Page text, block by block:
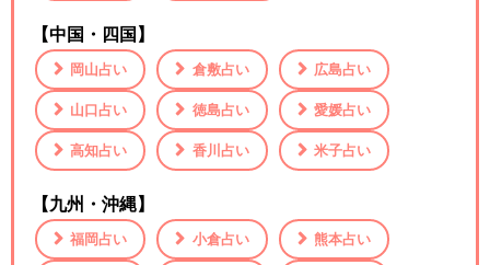
【中国・四国】
岡山占い 倉敷占い 広島占い
山口占い 徳島占い 愛媛占い
高知占い 香川占い 米子占い
【九州・沖縄】
福岡占い 小倉占い 熊本占い